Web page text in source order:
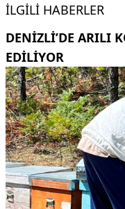
İLGILI HABERLER
DENIZLI’DE ARILI
EDILIYOR